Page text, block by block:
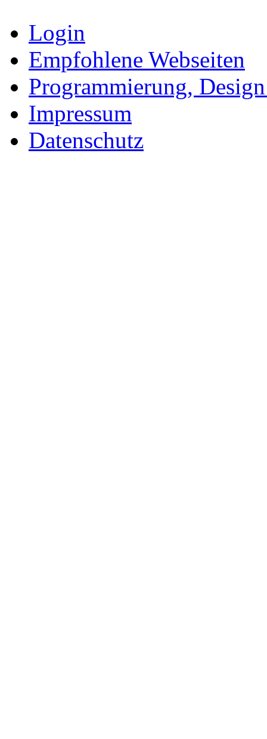
Login
Empfohlene Webseiten
Programmierung,
Impressum
Datenschutz